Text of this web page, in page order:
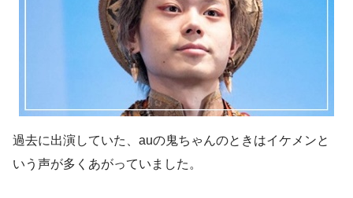
過去に出演していた、auの鬼ちゃんのときはイケメンと
いう声が多くあがっていました。